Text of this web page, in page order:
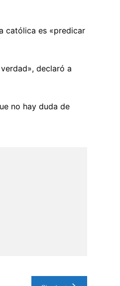
católica es «predicar
declaró a
no hay duda de